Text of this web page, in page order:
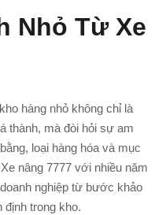
Nhỏ Từ Xe
hàng nhỏ không chỉ là
thành, mà đòi hỏi sự am
loại hàng hóa và mục
nâng 7777 với nhiều năm
nghiệp từ bước khảo
định trong kho.